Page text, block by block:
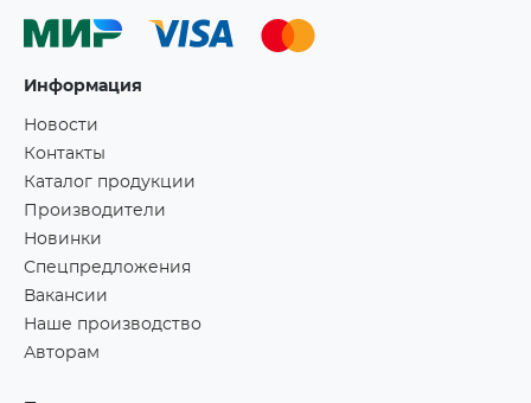
Информация
Новости
Контакты
Каталог продукции
Производители
Новинки
Спецпредложения
Вакансии
Наше производство
Авторам